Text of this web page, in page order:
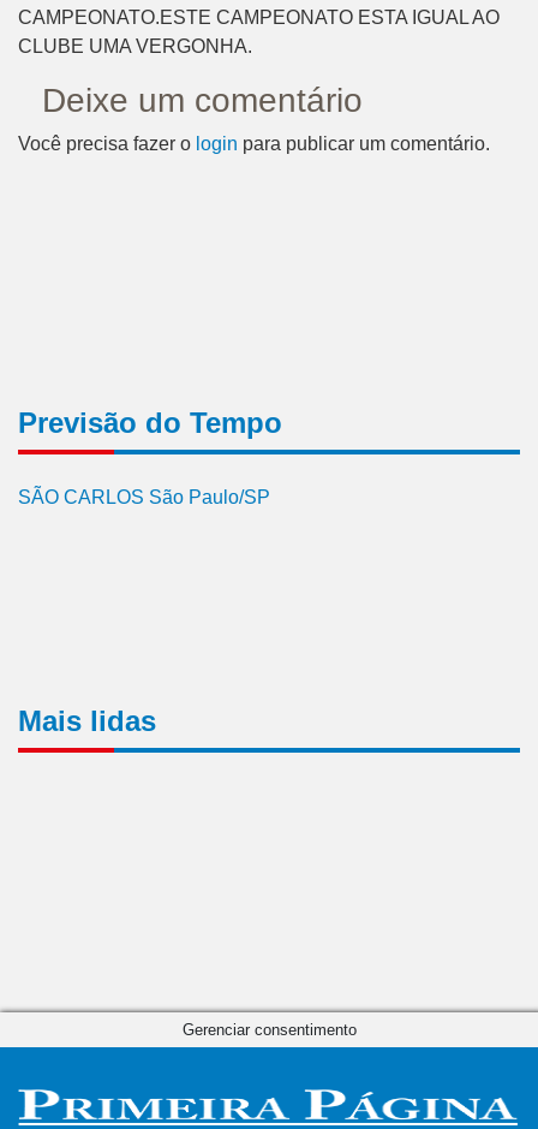
CAMPEONATO.ESTE CAMPEONATO ESTA IGUAL AO
CLUBE UMA VERGONHA.
Deixe um comentário
Você precisa fazer o login para publicar um comentário.
Previsão do Tempo
SÃO CARLOS São Paulo/SP
Mais lidas
Gerenciar consentimento